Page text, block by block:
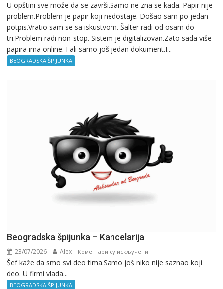
Beogradska
špijunka
–
Birokratija
U opštini sve može da se završi.Samo ne zna se kada. Papir nije
problem.Problem je papir koji nedostaje. Došao sam po jedan
potpis.Vratio sam se sa iskustvom. Šalter radi od osam do
tri.Problem radi non-stop. Sistem je digitalizovan.Zato sada više
papira ima online. Fali samo još jedan dokument.I...
BEOGRADSKA ŠPIJUNKA
Beogradska špijunka – Kancelarija
23/07/2026 Alex Коментари су искључени
Beogradska
Šef kaže da smo svi deo tima.Samo još niko nije saznao koji
deo. U firmi vlada...
BEOGRADSKA ŠPIJUNKA